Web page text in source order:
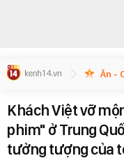
Ăn -
Khách Việt vỡ
phim" ở Trung
tưởng tượng của